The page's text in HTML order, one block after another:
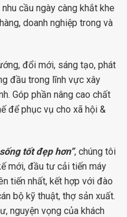
cầu ngày càng khắt khe
doanh nghiệp trong và
đổi mới, sáng tạo, phát
đầu trong lĩnh vực xây
Góp phần nâng cao chất
để phục vụ cho xã hội &
tốt đẹp hơn”, chúng tôi
mới, đầu tư cải tiến máy
tiến nhất, kết hợp với đào
bộ kỹ thuật, thợ sản xuất.
nguyện vọng của khách